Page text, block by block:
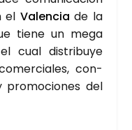
el Valen­cia de la
tie­ne un mega
cual dis­tri­bu­ye
con­
del